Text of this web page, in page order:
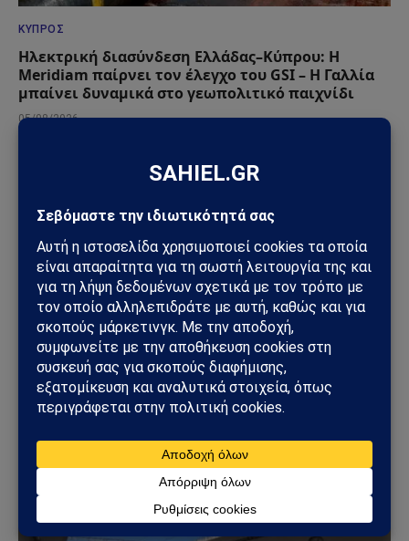
ΚΎΠΡΟΣ
Ηλεκτρική διασύνδεση Ελλάδας–Κύπρου: Η
Meridiam παίρνει τον έλεγχο του GSI – Η Γαλλία
μπαίνει δυναμικά στο γεωπολιτικό παιχνίδι
05/08/2026
ΕΛΛΆΔΑ
Φωτιά στη Δυτική Αττική: Πύρινος κλοιός στα
φλόγες
02/08/2026